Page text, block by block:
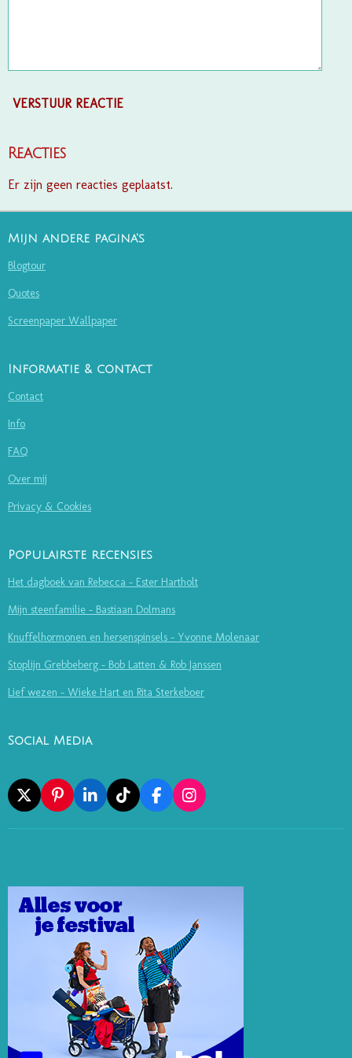
VERSTUUR REACTIE
Reacties
Er zijn geen reacties geplaatst.
Mijn andere pagina's
Blogtour
Quotes
Screenpaper Wallpaper
Informatie & contact
Contact
Info
FAQ
Over mij
Privacy & Cookies
Populairste recensies
Het dagboek van Rebecca - Ester Hartholt
Mijn steenfamilie - Bastiaan Dolmans
Knuffelhormonen en hersenspinsels - Yvonne Molenaar
Stoplijn Grebbeberg - Bob Latten & Rob Janssen
Lief wezen - Wieke Hart en Rita Sterkeboer
Social Media
X
P
I
N
E
S
T
L
I
N
I
N
T
I
K
F
A
C
O
I
N
S
R
M